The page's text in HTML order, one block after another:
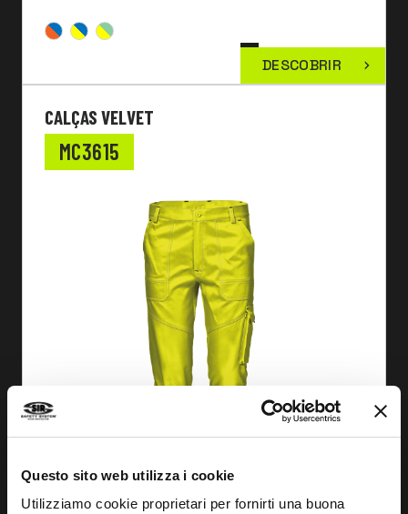
Questo sito web utilizza i cookie
Utilizziamo cookie proprietari per fornirti una buona
DESCOBRIR
CALÇAS VELVET
MC3615